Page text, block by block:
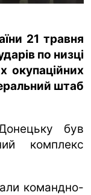
21 травня
по низці
окупаційних
штаб
був
комплекс
командно-